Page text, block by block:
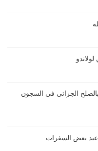
الجزائي في السجون
بعض السفرات